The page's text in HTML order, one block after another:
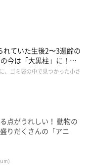
感を信じ、迎え入れたことは正
相変わらず。飼い主さんは夫
るんだよ！」亡く
跡
くるんだよ！」亡く
起こした奇跡
考える 猫と家族の12の話の第2
たかのような猫との出会いをつ
ルーがいた！』ブ
猫を「迎え入れた
れていた生後2〜3週齢の
今は「大黒柱」に！
長した姿にグッとくる
、ゴミ袋の中で見つかった小さ
点がうれしい！ 動物の
りだくさんの「アニ